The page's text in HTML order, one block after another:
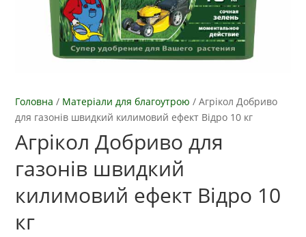
Головна / Матеріали для благоутрою /Агрікол Добриво
для газонів швидкий килимовий ефект Відро 10 кг
Агрікол Добриво для
газонів швидкий
килимовий ефект Відро 10
кг